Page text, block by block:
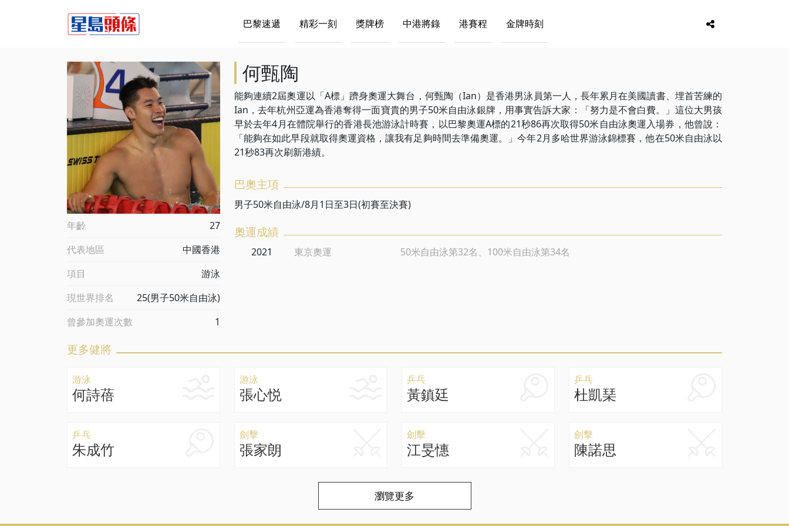
巴黎速遞 精彩一刻 獎牌榜 中港將錄 港賽程 金牌時刻
年齡
27
代表地區
中國香港
項目
游泳
現世界排名
25(男子50米自由泳)
曾參加奧運次數
1
何甄陶
能夠連續2屆奧運以「A標」躋身奧運大舞台，何甄陶（Ian）是香港男泳員第一人，長年累月在美國讀書、埋首苦練的
Ian，去年杭州亞運為香港奪得一面寶貴的男子50米自由泳銀牌，用事實告訴大家：「努力是不會白費。」這位大男孩
早於去年4月在體院舉行的香港長池游泳計時賽，以巴黎奧運A標的21秒86再次取得50米自由泳奧運入場券，他曾說：
「能夠在如此早段就取得奧運資格，讓我有足夠時間去準備奧運。」今年2月多哈世界游泳錦標賽，他在50米自由泳以
21秒83再次刷新港績。
巴奧主項
男子50米自由泳/8月1日至3日(初賽至決賽)
奧運成績
2021 東京奧運 50米自由泳第32名、100米自由泳第34名
更多健將
游泳
何詩蓓
游泳
張心悦
乒乓
黃鎮廷
乒乓
杜凱琹
乒乓
朱成竹
劍擊
張家朗
劍擊
江旻憓
劍擊
陳諾思
瀏覽更多